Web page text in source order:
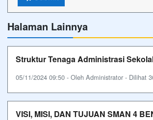
Halaman Lainnya
Struktur Tenaga Administrasi
05/11/2024 09:50 - Oleh Administrator - Dilihat
VISI, MISI, DAN TUJUAN SMAN 4